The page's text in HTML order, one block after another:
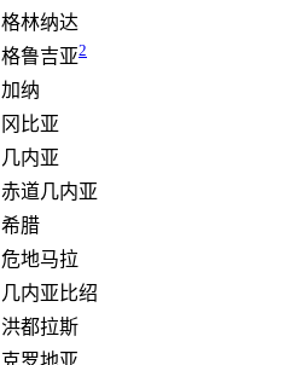
格林纳达
格鲁吉亚2
加纳
冈比亚
几内亚
赤道几内亚
希腊
危地马拉
几内亚比绍
洪都拉斯
克罗地亚